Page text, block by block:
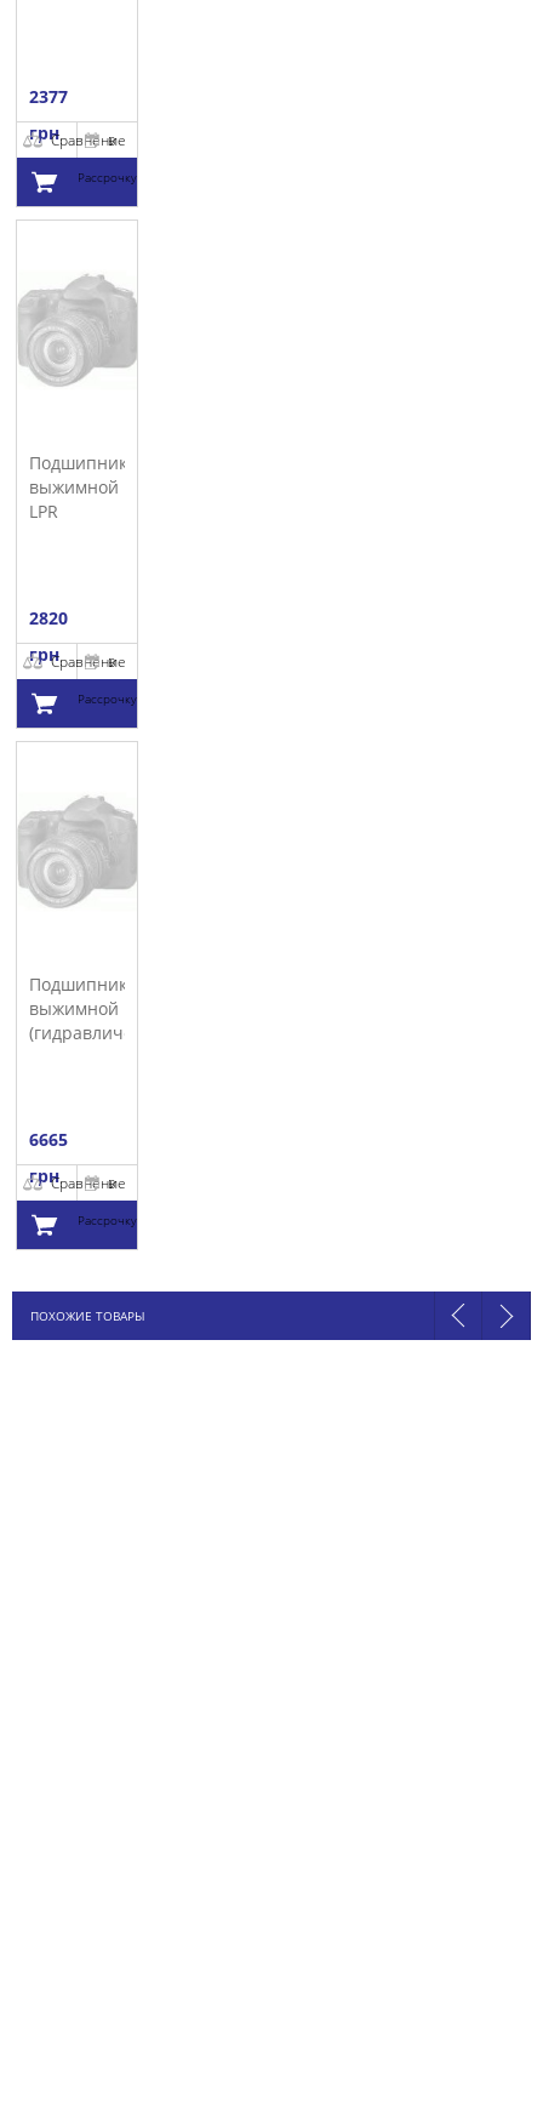
2377
грнСравнение
В
Рассрочку
корзину
Подшипник
выжимной
LPR
2820
грнСравнение
В
Рассрочку
корзину
Подшипник
выжимной
(гидравлический)
6665
грнСравнение
В
Рассрочку
корзину
ПОХОЖИЕ ТОВАРЫ